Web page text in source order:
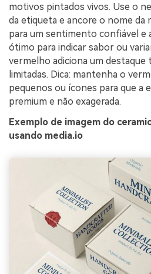
motivos pintados vivos. Use o
da etiqueta e ancore o nome da
para um sentimento confiável e
ótimo para indicar sabor ou
vermelho adiciona um destaque
limitadas. Dica: mantenha o
pequenos ou ícones para que a
premium e não exagerada.
Exemplo de imagem do
usando media.io